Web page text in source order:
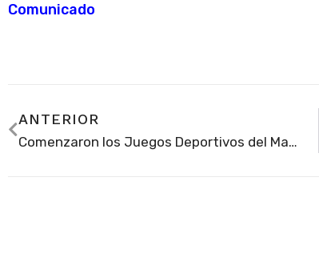
Comunicado
ANTERIOR
Comenzaron los Juegos Deportivos del Magisterio de Soacha